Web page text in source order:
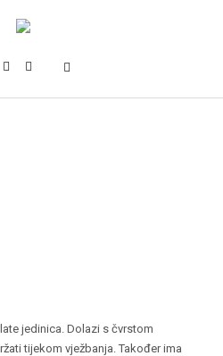
jedinica. Dolazi s čvrstom
tijekom vježbanja. Također ima